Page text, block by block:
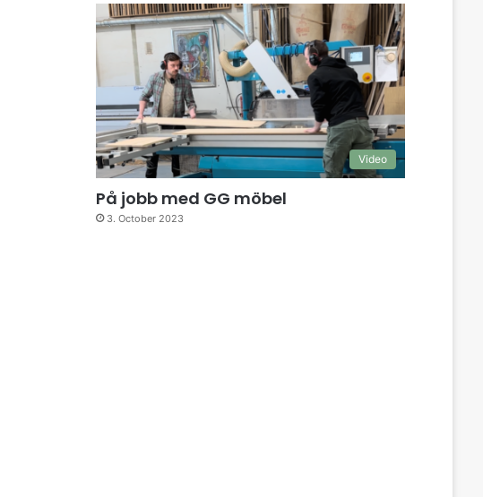
Video
På jobb med GG möbel
3. October 2023